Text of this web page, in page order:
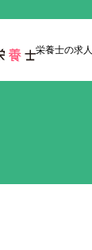
栄養士の求人